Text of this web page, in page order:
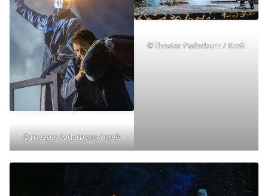
©Theater Paderborn / Kreft
©Theater Paderborn / Kreft